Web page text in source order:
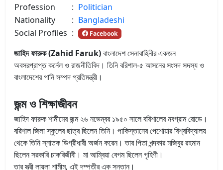
Profession
: Politician
Nationality
: Bangladeshi
Social Profiles : Facebook
জাহিদ ফারুক (Zahid Faruk)বাংলাদেশ সেনাবাহিনীর একজন
অবসরপ্রাপ্ত কর্নেল ও রাজনীতিবিদ। তিনি বরিশাল-৫ আসনের সংসদ সদস্য ও
বাংলাদেশের পানি সম্পদ প্রতিমন্ত্রী।
জন্ম ও শিক্ষাজীবন
জাহিদ ফারুক শামীমের জন্ম ২৬ নভেম্বর ১৯৫০ সালে বরিশালের নবগ্রাম রোডে।
বরিশাল জিলা স্কুলের ছাত্র ছিলেন তিনি। পাকিস্তানের পেশোয়ার বিশ্ববিদ্যালয়
থেকে তিনি স্নাতক ডিগ্রীধারী অর্জন করেন। তার পিতা খন্দকার মজিবুর রহমান
ছিলেন সরকারি চাকরিজীবী। মা আম্বিয়া বেগম ছিলেন গৃহিণী।
তার স্ত্রী লায়লা শামীম, এই দম্পতীর এক সন্তান।